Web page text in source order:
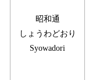
昭和通
しょうわどおり
Syowadori